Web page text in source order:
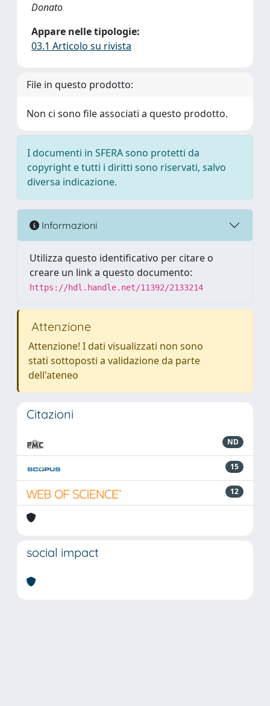
Donato
Appare nelle tipologie:
03.1 Articolo su rivista
File in questo prodotto:
Non ci sono file associati a questo prodotto.
I documenti in SFERA sono protetti da
copyright e tutti i diritti sono riservati, salvo
diversa indicazione.
Informazioni
Utilizza questo identificativo per citare o
creare un link a questo documento:
https://hdl.handle.net/11392/2133214
Attenzione
Attenzione! I dati visualizzati non sono
stati sottoposti a validazione da parte
dell'ateneo
Citazioni
ND
15
12
social impact